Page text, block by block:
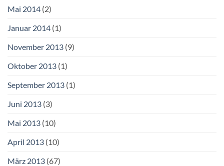
Mai 2014 (2)
Januar 2014 (1)
November 2013 (9)
Oktober 2013 (1)
September 2013 (1)
Juni 2013 (3)
Mai 2013 (10)
April 2013 (10)
März 2013 (67)